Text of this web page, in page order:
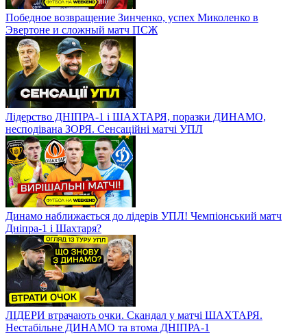
Победное возвращение Зинченко, успех Миколенко в
Эвертоне и сложный матч ПСЖ
Лідерство ДНІПРА-1 і ШАХТАРЯ, поразки ДИНАМО,
несподівана ЗОРЯ. Сенсаційні матчі УПЛ
Динамо наближається до лідерів УПЛ! Чемпіонський матч
Дніпра-1 і Шахтаря?
ЛІДЕРИ втрачають очки. Скандал у матчі ШАХТАРЯ.
Нестабільне ДИНАМО та втома ДНІПРА-1